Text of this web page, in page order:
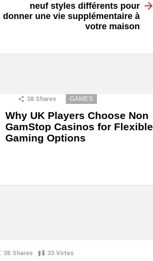
neuf styles différents pour
donner une vie supplémentaire à
votre maison
38 Shares GAMES
Why UK Players Choose Non
GamStop Casinos for Flexible
Gaming Options
38 Shares 33 Votes